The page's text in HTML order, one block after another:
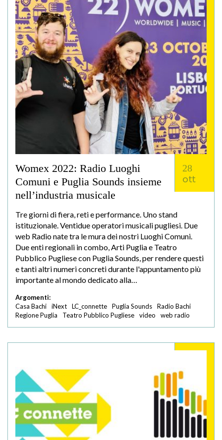
28
ott
Womex 2022: Radio Luoghi
Comuni e Puglia Sounds insieme
nell’industria musicale
Tre giorni di fiera, reti e performance. Uno stand
istituzionale. Ventidue operatori musicali pugliesi. Due
web Radio nate tra le mura dei nostri Luoghi Comuni.
Due enti regionali in combo, Arti Puglia e Teatro
Pubblico Pugliese con Puglia Sounds, per rendere questi
e tanti altri numeri concreti durante l'appuntamento più
importante al mondo dedicato alla…
Argomenti:
Casa Bachi
iNext LC_connette Puglia Sounds
Radio Bachi
Regione Puglia
Teatro Pubblico Pugliese video web radio